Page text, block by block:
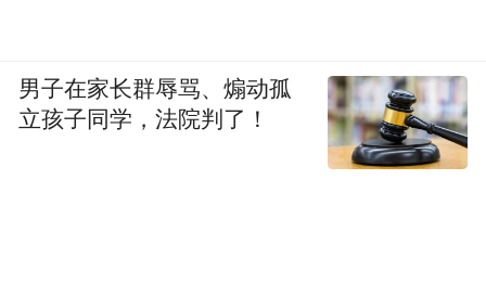
男子在家长群辱骂、煽动孤
立孩子同学，法院判了！